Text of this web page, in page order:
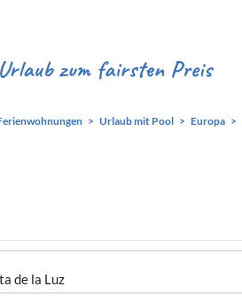
Urlaub mit Pool Europa